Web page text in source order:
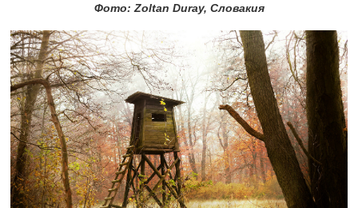
Фото: Zoltan Duray, Словакия